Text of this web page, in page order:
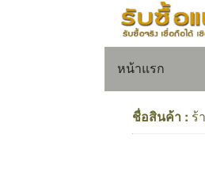
หน้าแรก
ชื่อสินค้า : ร้